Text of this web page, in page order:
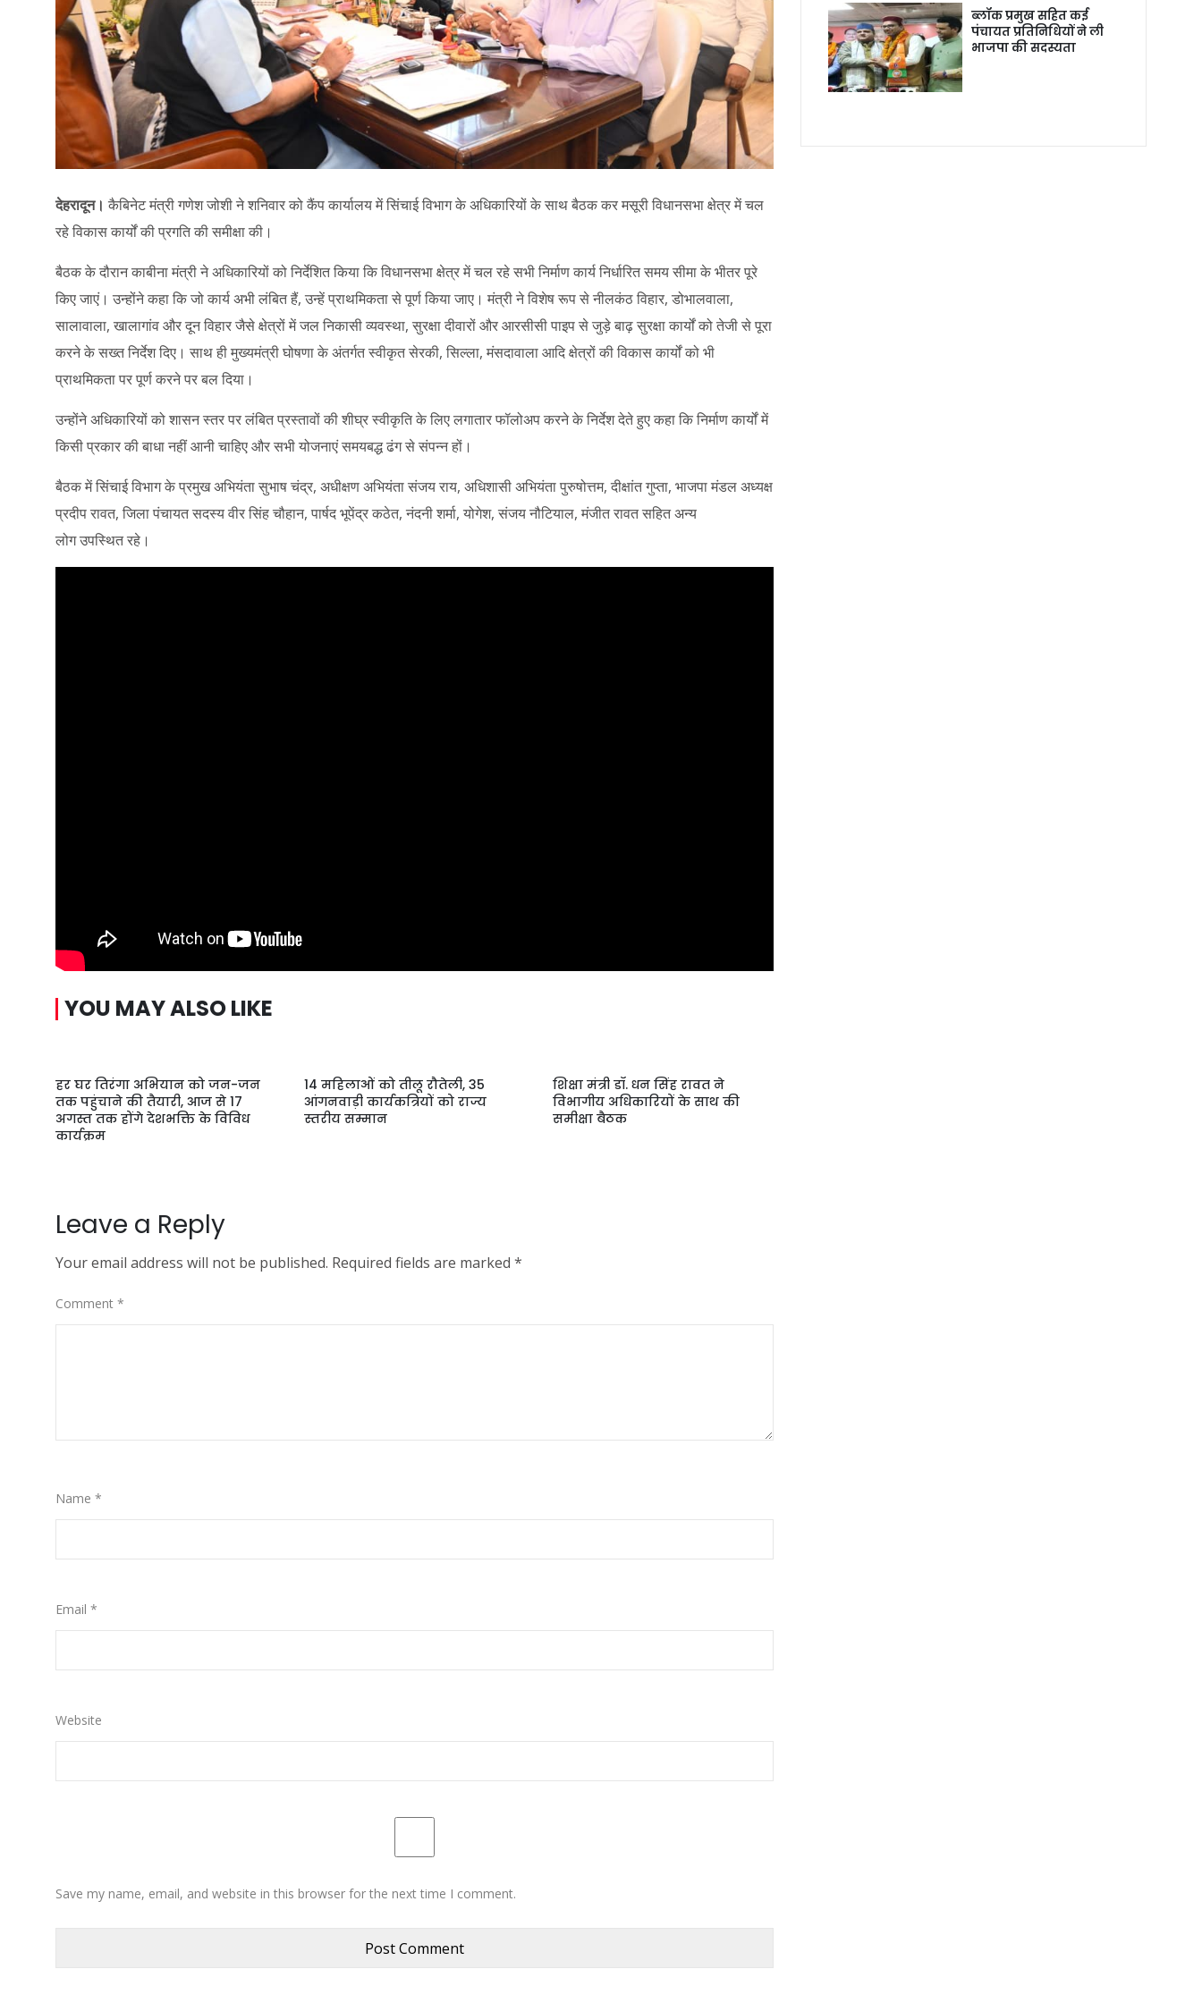
देहरादून। कैबिनेट मंत्री गणेश जोशी ने शनिवार को कैंप कार्यालय में सिंचाई विभाग के अधिकारियों के साथ बैठक कर मसूरी विधानसभा क्षेत्र में चल
रहे विकास कार्यों की प्रगति की समीक्षा की।
बैठक के दौरान काबीना मंत्री ने अधिकारियों को निर्देशित किया कि विधानसभा क्षेत्र में चल रहे सभी निर्माण कार्य निर्धारित समय सीमा के भीतर पूरे
किए जाएं। उन्होंने कहा कि जो कार्य अभी लंबित हैं, उन्हें प्राथमिकता से पूर्ण किया जाए। मंत्री ने विशेष रूप से नीलकंठ विहार, डोभालवाला,
सालावाला, खालागांव और दून विहार जैसे क्षेत्रों में जल निकासी व्यवस्था, सुरक्षा दीवारों और आरसीसी पाइप से जुड़े बाढ़ सुरक्षा कार्यों को तेजी से पूरा
करने के सख्त निर्देश दिए। साथ ही मुख्यमंत्री घोषणा के अंतर्गत स्वीकृत सेरकी, सिल्ला, मंसदावाला आदि क्षेत्रों की विकास कार्यों को भी
प्राथमिकता पर पूर्ण करने पर बल दिया।
उन्होंने अधिकारियों को शासन स्तर पर लंबित प्रस्तावों की शीघ्र स्वीकृति के लिए लगातार फॉलोअप करने के निर्देश देते हुए कहा कि निर्माण कार्यों में
किसी प्रकार की बाधा नहीं आनी चाहिए और सभी योजनाएं समयबद्ध ढंग से संपन्न हों।
बैठक में सिंचाई विभाग के प्रमुख अभियंता सुभाष चंद्र, अधीक्षण अभियंता संजय राय, अधिशासी अभियंता पुरुषोत्तम, दीक्षांत गुप्ता, भाजपा मंडल अध्यक्ष
प्रदीप रावत, जिला पंचायत सदस्य वीर सिंह चौहान, पार्षद भूपेंद्र कठेत, नंदनी शर्मा, योगेश, संजय नौटियाल, मंजीत रावत सहित अन्य
लोग उपस्थित रहे।
YOU MAY ALSO LIKE
हर घर तिरंगा अभियान को जन-जन
तक पहुंचाने की तैयारी, आज से 17
अगस्त तक होंगे देशभक्ति के विविध
कार्यक्रम
14 महिलाओं को तीलू रौतेली, 35
आंगनवाड़ी कार्यकत्रियों को राज्य
स्तरीय सम्मान
शिक्षा मंत्री डॉ. धन सिंह रावत ने
विभागीय अधिकारियों के साथ की
समीक्षा बैठक
Leave a Reply
Your email address will not be published. Required fields are marked *
Comment *
Name *
Email *
Website
Save my name, email, and website in this browser for the next time I comment.
ब्लॉक प्रमुख सहित कई
पंचायत प्रतिनिधियों ने ली
भाजपा की सदस्यता